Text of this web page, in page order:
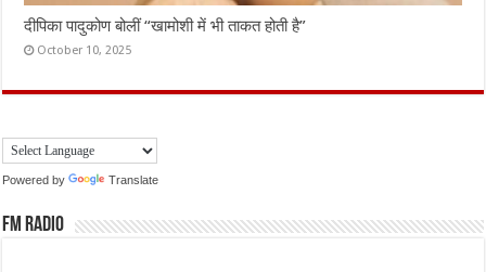
दीपिका पादुकोण बोलीं “खामोशी में भी ताकत होती है”
October 10, 2025
Powered by Translate
FM Radio